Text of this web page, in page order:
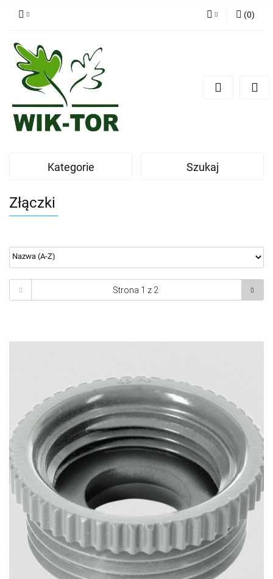
Dodaj zgłoszenie
(0)
Kategorie Szukaj
Złączki